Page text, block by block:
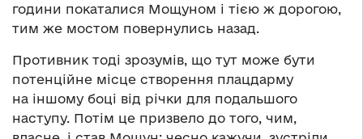
години покаталися Мощуном і тією ж дорогою,
тим же мостом повернулись назад.
Противник тоді зрозумів, що тут може бути
потенційне місце створення плацдарму
на іншому боці від річки для подальшого
наступу. Потім це призвело до того, чим,